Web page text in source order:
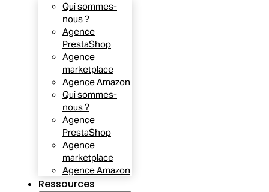
Qui sommes-
nous ?
Agence
PrestaShop
Agence
marketplace
Agence Amazon
Qui sommes-
nous ?
Agence
PrestaShop
Agence
marketplace
Agence Amazon
Ressources